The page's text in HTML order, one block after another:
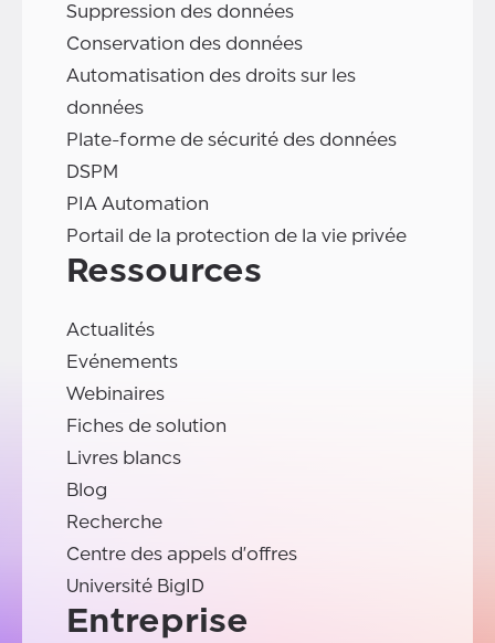
Suppression des données
Conservation des données
Automatisation des droits sur les
données
Plate-forme de sécurité des données
DSPM
PIA Automation
Portail de la protection de la vie privée
Ressources
Actualités
Evénements
Webinaires
Fiches de solution
Livres blancs
Blog
Recherche
Centre des appels d'offres
Université BigID
Entreprise